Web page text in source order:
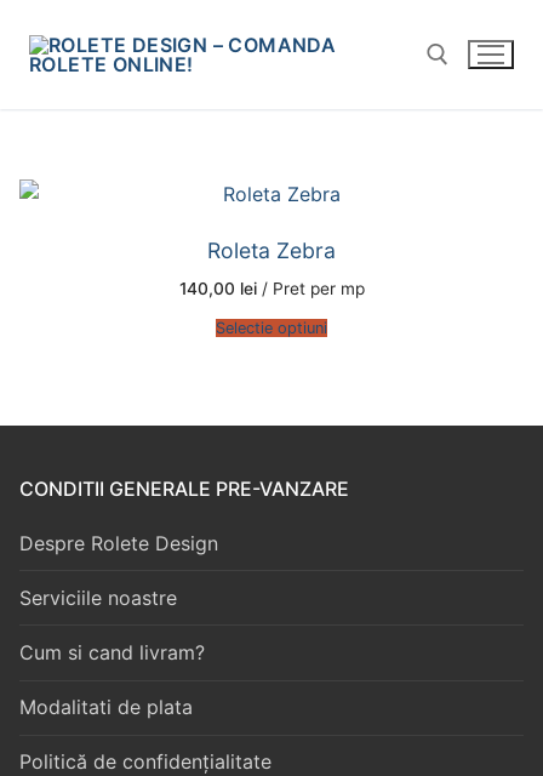
conținut
Roleta Zebra
140,00 lei/ Pret per mp
Selectie optiuni
CONDITII GENERALE PRE-VANZARE
Despre Rolete Design
Serviciile noastre
Cum si cand livram?
Modalitati de plata
Politică de confidențialitate